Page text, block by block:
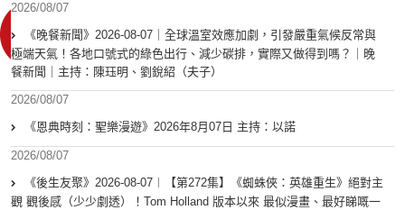
2026/08/07
《晚餐新聞》2026-08-07｜全球溫室效應加劇，引發嚴重氣候反常與
極端天氣！各地口號式的綠色出行、減少碳排，實際又做得到嗎？｜晚
餐新聞｜主持：陳珏明、劉銳紹（夫子）
2026/08/07
《恩典時刻：聖樂漫遊》2026年8月07日 主持：以諾
2026/08/07
《後生友聚》2026-08-07︱【第272集】《蜘蛛俠：英雄重生》絕對主
觀 觀後感（少少劇透）！Tom Holland 版本以來 最似漫畫、最好睇嘅一